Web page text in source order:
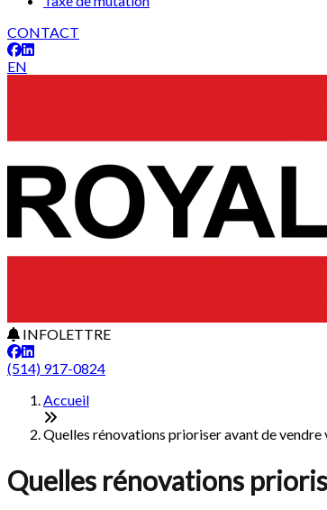
CONTACT
EN
INFOLETTRE
(514) 917-0824
Accueil
Quelles rénovations prioriser avant de
Quelles rénovations